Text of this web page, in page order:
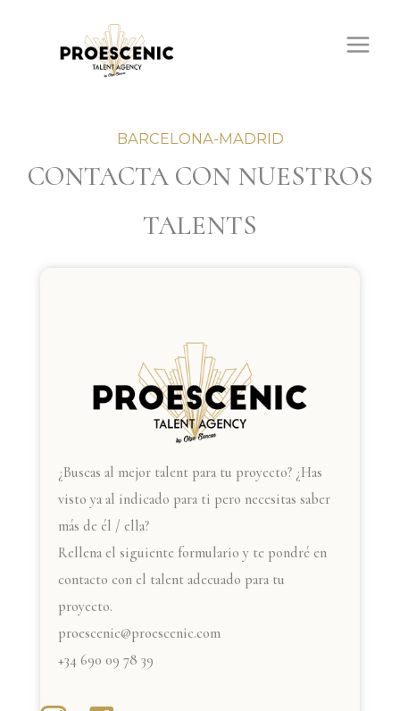
BARCELONA-MADRID
CONTACTA CON NUESTROS
TALENTS
¿Buscas al mejor talent para tu proyecto? ¿Has
visto ya al indicado para ti pero necesitas saber
más de él / ella?
Rellena el siguiente formulario y te pondré en
contacto con el talent adecuado para tu
proyecto.
proescenic@proescenic.com
+34 690 09 78 39